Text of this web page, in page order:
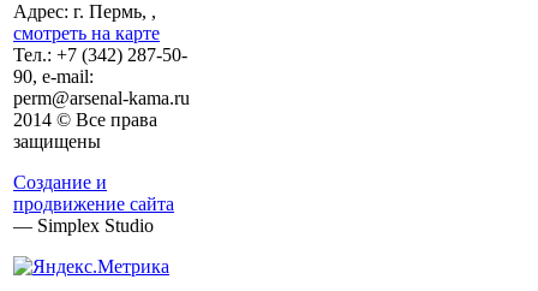
Адрес: г. Пермь, ,
смотреть на карте
Тел.: +7 (342) 287-50-
90, e-mail:
perm@arsenal-kama.ru
2014 © Все права
защищены
Создание и
продвижение сайта
— Simplex Studio